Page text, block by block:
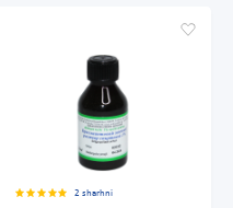
2 sharhni